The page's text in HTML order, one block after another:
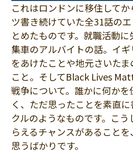
これはロンドンに移住して
ツ書き続けていた全31話の
とめたものです。就職活動
集車のアルバイトの話。イ
をあけたことや地元さいた
こと。そしてBlack Lives
戦争について。誰かに何か
く、ただ思ったことを素直
クルのようなものです。こう
らえるチャンスがあること
思うばかりです。